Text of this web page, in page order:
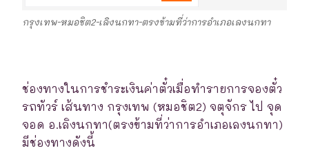
กรุงเทพ-หมอชิต2-เลิงนกทา-ตรงข้ามที่ว่าการอำเภอเลงนกทา
ช่องทางในการชำระเงินค่าตั๋วเมื่อทำรายการจองตั๋ว
รถทัวร์ เส้นทาง กรุงเทพ (หมอชิต2) จตุจักร ไป จุด
จอด อ.เลิงนกทา(ตรงข้ามที่ว่าการอำเภอเลงนกทา)
มีช่องทางดังนี้